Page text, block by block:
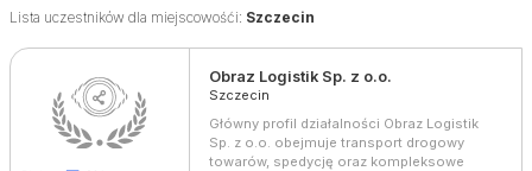
Lista uczestników dla miejscowośći: Szczecin
Obraz Logistik Sp. z o.o.
Szczecin
Główny profil działalności Obraz Logistik
Sp. z o.o. obejmuje transport drogowy
towarów, spedycję oraz kompleksowe